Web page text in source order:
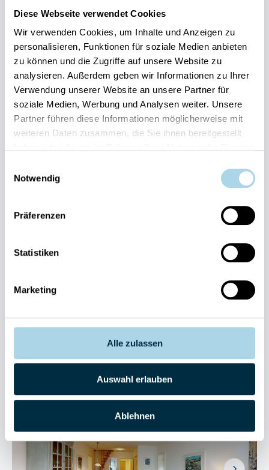
Diese Webseite verwendet Cookies
Wir verwenden Cookies, um Inhalte und Anzeigen zu
personalisieren, Funktionen für soziale Medien anbieten
zu können und die Zugriffe auf unsere Website zu
analysieren. Außerdem geben wir Informationen zu Ihrer
Verwendung unserer Website an unsere Partner für
soziale Medien, Werbung und Analysen weiter. Unsere
Partner führen diese Informationen möglicherweise mit
weiteren Daten zusammen, die Sie ihnen bereitgestellt
Notwendig
Präferenzen
Statistiken
Marketing
Alle zulassen
Auswahl erlauben
Ablehnen
4.8
Herausragend
27 Bewertungen
Entdecken
Next
Binz, Ostseebad
Herausragend